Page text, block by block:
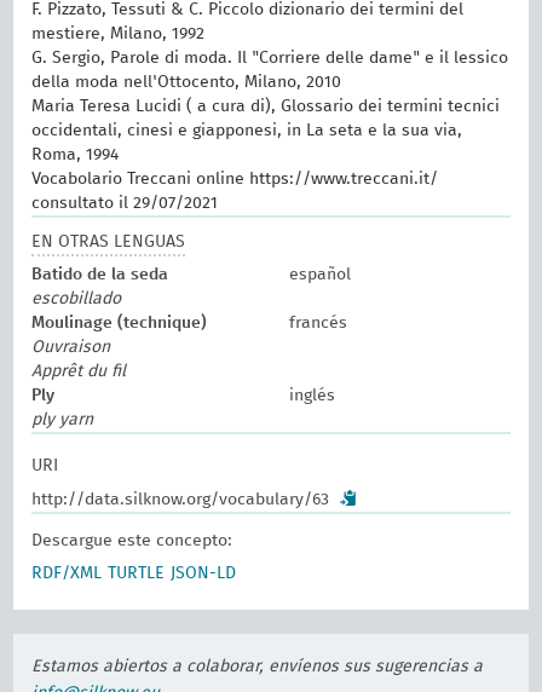
F. Pizzato, Tessuti & C. Piccolo dizionario dei termini del
mestiere, Milano, 1992
G. Sergio, Parole di moda. Il "Corriere delle dame" e il lessico
della moda nell'Ottocento, Milano, 2010
Maria Teresa Lucidi ( a cura di), Glossario dei termini tecnici
occidentali, cinesi e giapponesi, in La seta e la sua via,
Roma, 1994
Vocabolario Treccani online https://www.treccani.it/
consultato il 29/07/2021
EN OTRAS LENGUAS
Batido de la seda
español
escobillado
Moulinage (technique)
francés
Ouvraison
Apprêt du fil
Ply
inglés
ply yarn
URI
http://data.silknow.org/vocabulary/63
Descargue este concepto:
RDF/XML
TURTLE JSON-LD
Estamos abiertos a colaborar, envíenos sus sugerencias a